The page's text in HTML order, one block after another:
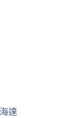
海達